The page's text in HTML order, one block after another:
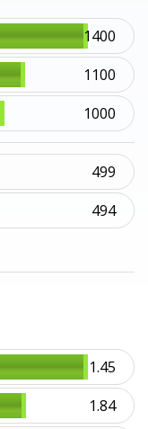
1400
1100
1000
499
494
1.45
1.84